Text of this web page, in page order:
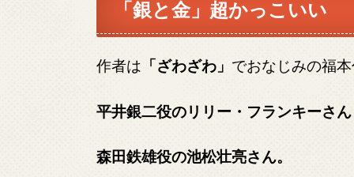
「銀と金」超かっこいい
作者は 「ざわざわ」 でおなじみの福
平井銀二役のリリー・フランキーさん
森田鉄雄役の池松壮亮さん。